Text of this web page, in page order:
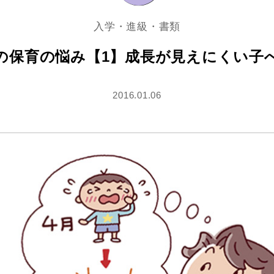
入学・進級・書類
保育の悩み【1】成長が見えにくい子
2016.01.06